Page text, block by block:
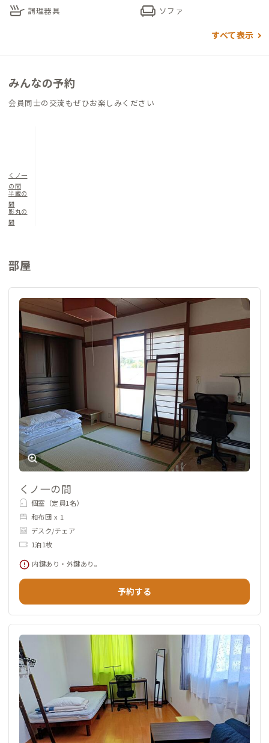
skillet 調理器具 chair ソファ
すべて表示
みんなの予約
会員同士の交流もぜひお楽しみください
くノ一
の間
半蔵の
間
影丸の
間
部屋
くノ一の間
個室（定員1名）
和布団 x 1
デスク/チェア
1泊1枚
内鍵あり・外鍵あり。
予約する